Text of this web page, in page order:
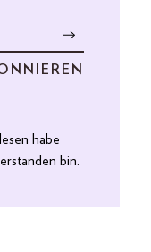
habe
bin.